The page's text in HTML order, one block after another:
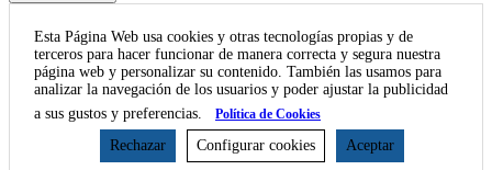
Esta Página Web usa cookies y otras tecnologías propias y de
terceros para hacer funcionar de manera correcta y segura nuestra
página web y personalizar su contenido. También las usamos para
analizar la navegación de los usuarios y poder ajustar la publicidad
a sus gustos y preferencias.
Política de Cookies
Rechazar Configurar cookies Aceptar